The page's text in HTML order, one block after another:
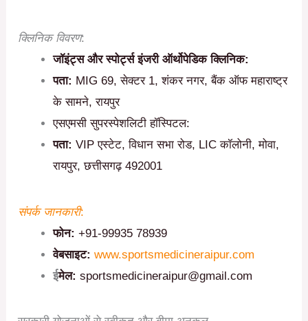
क्लिनिक विवरण:
जॉइंट्स और स्पोर्ट्स इंजरी ऑर्थोपेडिक क्लिनिक:
पता: MIG 69, सेक्टर 1, शंकर नगर, बैंक ऑफ महाराष्ट्र
के सामने, रायपुर
एसएमसी सुपरस्पेशलिटी हॉस्पिटल:
पता:VIP एस्टेट, विधान सभा रोड, LIC कॉलोनी, मोवा,
रायपुर, छत्तीसगढ़ 492001
संपर्क जानकारी:
फोन: +91-99935 78939
वेबसाइट:www.sportsmedicineraipur.com
ईमेल: sportsmedicineraipur@gmail.com